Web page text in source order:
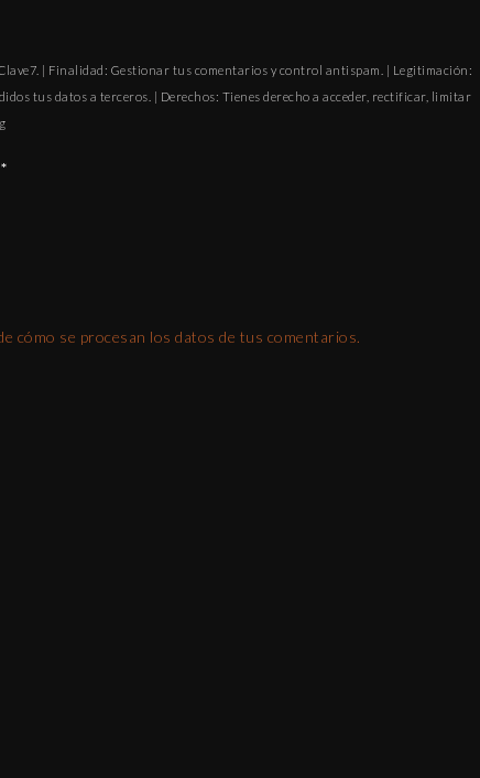
| Finalidad: Gestionar tus comentarios y control antispam. | Legitimación:
tus datos a terceros. | Derechos: Tienes derecho a acceder, rectificar, limitar
*
cómo se procesan los datos de tus comentarios.